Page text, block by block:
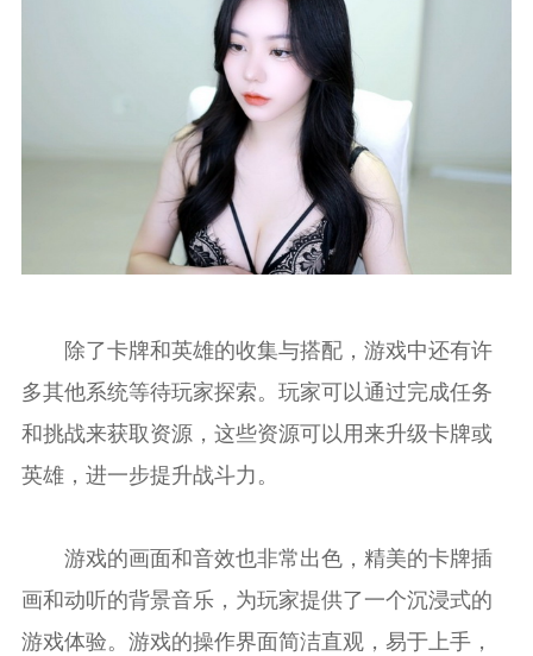
除了卡牌和英雄的收集与搭配，游戏中还有许
多其他系统等待玩家探索。玩家可以通过完成任务
和挑战来获取资源，这些资源可以用来升级卡牌或
英雄，进一步提升战斗力。
游戏的画面和音效也非常出色，精美的卡牌插
画和动听的背景音乐，为玩家提供了一个沉浸式的
游戏体验。游戏的操作界面简洁直观，易于上手，